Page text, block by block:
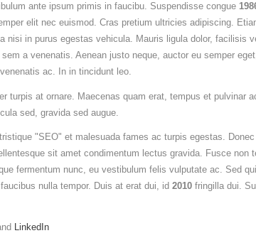
ante ipsum primis in faucibu. Suspendisse congue
elit nec euismod. Cras pretium ultricies adipiscing.
nisi in purus egestas vehicula. Mauris ligula dolor, facilisis
a venenatis. Aenean justo neque, auctor eu semper
ac. In in tincidunt leo.
turpis at ornare. Maecenas quam erat, tempus et pulvinar
sed, gravida sed augue.
"SEO" et malesuada fames ac turpis egestas.
sit amet condimentum lectus gravida. Fusce non
fermentum nunc, eu vestibulum felis vulputate ac. Sed
nulla tempor. Duis at erat dui, id 2010 fringilla dui.
LinkedIn